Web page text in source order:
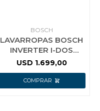
BOSCH
LAVARROPAS BOSCH
INVERTER I-DOS
WGG244F1ES 9 KG
USD 1.699,00